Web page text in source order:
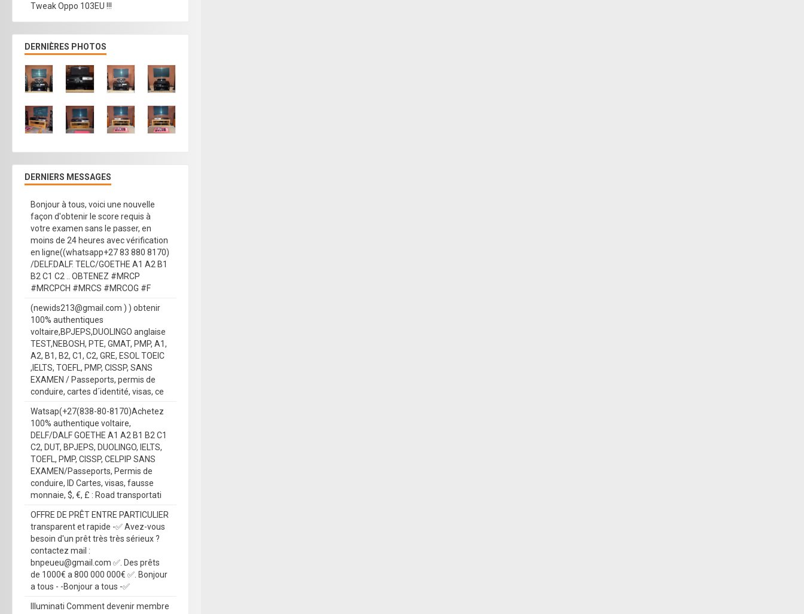
Tweak Oppo 103EU !!!
DERNIÈRES PHOTOS
DERNIERS MESSAGES
Bonjour à tous, voici une nouvelle
façon d'obtenir le score requis à
votre examen sans le passer, en
moins de 24 heures avec vérification
en ligne((whatsapp+27 83 880 8170)
/DELF.DALF. TELC/GOETHE A1 A2 B1
B2 C1 C2 .. OBTENEZ #MRCP
#MRCPCH #MRCS #MRCOG #F
(newids213@gmail.com ) ) obtenir
100% authentiques
voltaire,BPJEPS,DUOLINGO anglaise
TEST,NEBOSH, PTE, GMAT, PMP, A1,
A2, B1, B2, C1, C2, GRE, ESOL TOEIC
,IELTS, TOEFL, PMP, CISSP, SANS
EXAMEN / Passeports, permis de
conduire, cartes d´identité, visas, ce
Watsap(+27(838-80-8170)Achetez
100% authentique voltaire,
DELF/DALF GOETHE A1 A2 B1 B2 C1
C2, DUT, BPJEPS, DUOLINGO, IELTS,
TOEFL, PMP, CISSP, CELPIP SANS
EXAMEN/Passeports, Permis de
conduire, ID Cartes, visas, fausse
monnaie, $, €, £ : Road transportati
OFFRE DE PRÊT ENTRE PARTICULIER
transparent et rapide -✅ Avez-vous
besoin d'un prêt très très sérieux ?
contactez mail :
bnpeueu@gmail.com ✅. Des prêts
de 1000€ a 800 000 000€ ✅. Bonjour
a tous - -Bonjour a tous -✅
Illuminati Comment devenir membre